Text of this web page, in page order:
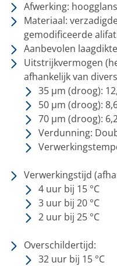
Afwerking: hoogglans
Materiaal:
gemodificeerde
Aanbevolen
Uitstrijkvermogen
afhankelijk van
35 µm (droog):
50 µm (droog):
70 µm (droog):
Verdunning:
Verwerkingstijd
4 uur bij 15 °C
3 uur bij 20 °C
2 uur bij 25 °C
Overschildertijd:
32 uur bij 15 °C